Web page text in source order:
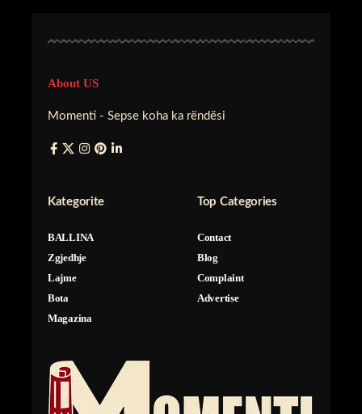
About US
Momenti - Sepse koha ka rëndësi
Kategorite
BALLINA
Zgjedhje
Lajme
Bota
Magazina
Top Categories
Contact
Blog
Complaint
Advertise